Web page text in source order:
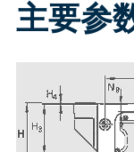
主要参